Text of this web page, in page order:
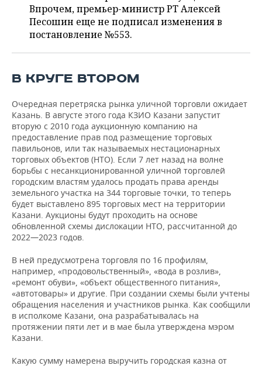
Впрочем, премьер-министр РТ Алексей
Песошин еще не подписал изменения в
постановление №553.
В КРУГЕ ВТОРОМ
Очередная перетряска рынка уличной торговли ожидает
Казань. В августе этого года КЗИО Казани запустит
вторую с 2010 года аукционную компанию на
предоставление прав под размещение торговых
павильонов, или так называемых нестационарных
торговых объектов (НТО). Если 7 лет назад на волне
борьбы с несанкционированной уличной торговлей
городским властям удалось продать права аренды
земельного участка на 344 торговые точки, то теперь
будет выставлено 895 торговых мест на территории
Казани. Аукционы будут проходить на основе
обновленной схемы дислокации НТО, рассчитанной до
2022—2023 годов.
В ней предусмотрена торговля по 16 профилям,
например, «продовольственный», «вода в розлив»,
«ремонт обуви», «объект общественного питания»,
«автотовары» и другие. При создании схемы были учтены
обращения населения и участников рынка. Как сообщили
в исполкоме Казани, она разрабатывалась на
протяжении пяти лет и в мае была утверждена мэром
Казани.
Какую сумму намерена выручить городская казна от